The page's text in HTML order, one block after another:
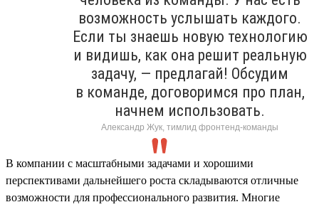
возможность услышать каждого.
Если ты знаешь новую технологию
и видишь, как она решит реальную
задачу, — предлагай! Обсудим
в команде, договоримся про план,
начнем использовать.
Александр Жук, тимлид фронтенд-команды
В компании с масштабными задачами и хорошими
перспективами дальнейшего роста складываются отличные
возможности для профессионального развития. Многие